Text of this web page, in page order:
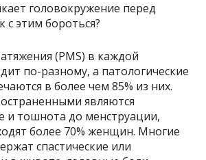
(PMS) в каждой
по-разному, а патологические
в более чем 85% из них.
являются
и тошнота до менструации,
более 70% женщин. Многие
спастические или